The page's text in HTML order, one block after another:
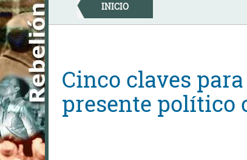
Skip
to
content
INICIO
Cinco claves
presente político